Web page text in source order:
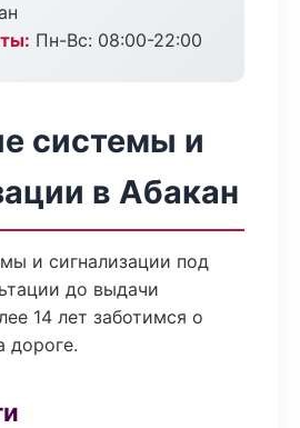
Пн-Вс: 08:00-22:00
системы и
в Абакан
и сигнализации под
до выдачи
14 лет заботимся о
дороге.